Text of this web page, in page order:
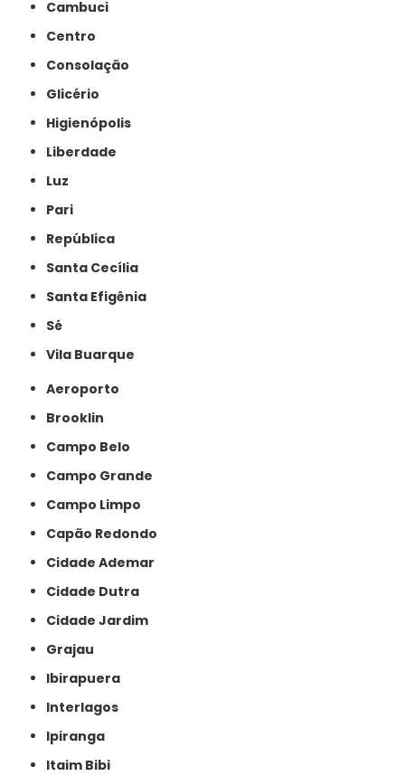
Cambuci
Centro
Consolação
Glicério
Higienópolis
Liberdade
Luz
Pari
República
Santa Cecília
Santa Efigênia
Sé
Vila Buarque
Aeroporto
Brooklin
Campo Belo
Campo Grande
Campo Limpo
Capão Redondo
Cidade Ademar
Cidade Dutra
Cidade Jardim
Grajau
Ibirapuera
Interlagos
Ipiranga
Itaim Bibi